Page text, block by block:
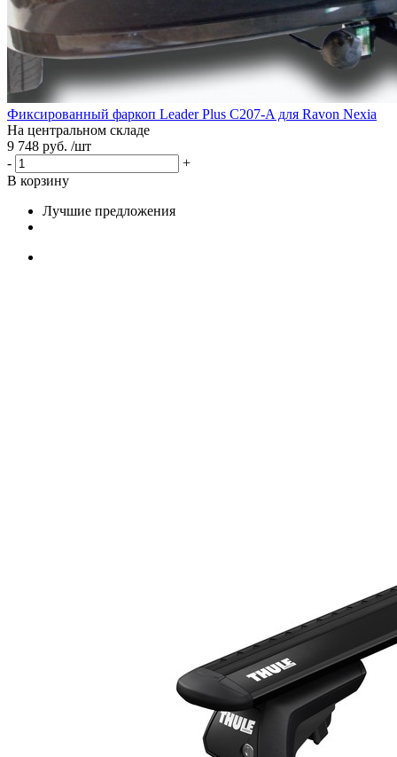
Фиксированный фаркоп Leader Plus C207-A для Ravon Nexia
На центральном складе
9 748 руб. /шт
-
+
В корзину
Лучшие предложения